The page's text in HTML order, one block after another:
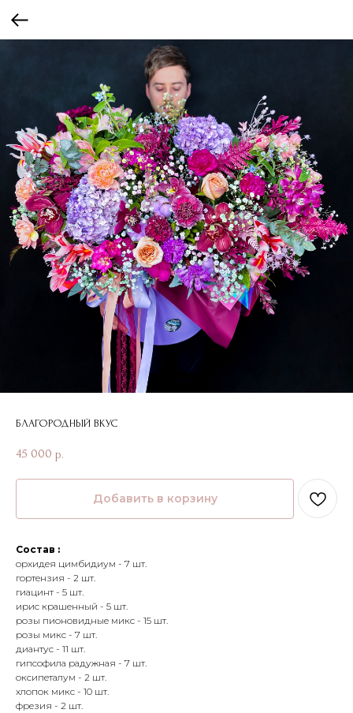
БЛАГОРОДНЫЙ ВКУС
45 000 р.
Добавить в корзину
Состав :
орхидея цимбидиум - 7 шт.
гортензия - 2 шт.
гиацинт - 5 шт.
ирис крашенный - 5 шт.
розы пионовидные микс - 15 шт.
розы микс - 7 шт.
диантус - 11 шт.
гипсофила радужная - 7 шт.
оксипеталум - 2 шт.
хлопок микс - 10 шт.
фрезия - 2 шт.